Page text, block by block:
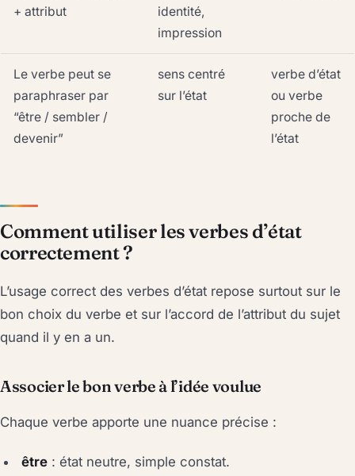
+ attribut
identité,
impression
Le verbe peut se
paraphraser par
“être / sembler /
devenir”
sens centré
sur l’état
verbe d’état
ou verbe
proche de
l’état
Comment utiliser les verbes d’état
correctement ?
L’usage correct des verbes d’état repose surtout sur le
bon choix du verbe et sur l’accord de l’attribut du sujet
quand il y en a un.
Associer le bon verbe à l’idée voulue
Chaque verbe apporte une nuance précise :
être : état neutre, simple constat.